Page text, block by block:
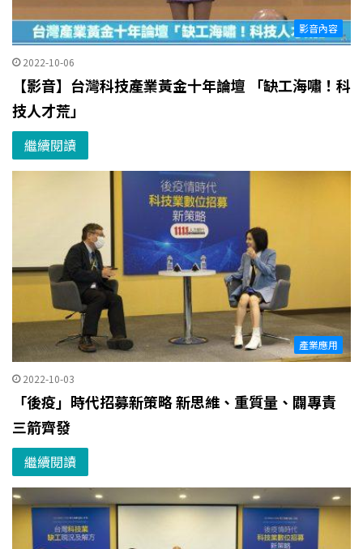
影音內容
2022-10-06
【影音】台灣科技產業黃金十年論壇 「缺工海嘯！科
技人才荒」
繼續閱讀
產業應用
2022-10-03
「後疫」時代招募新策略 新思維、重質量、闢專責
三箭齊發
繼續閱讀